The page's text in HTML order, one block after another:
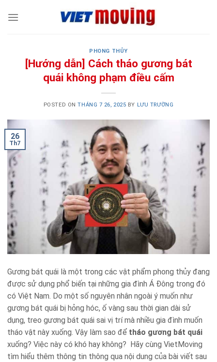
PHONG THỦY
[Hướng dẫn] Cách tháo gương bát
quái không phạm điều cấm
POSTED ONTHÁNG 7 26, 2025 BY LƯU TRƯỜNG
26
Th7
Gương bát quái là một trong các vật phẩm phong thủy đang
được sử dụng phổ biến tại những gia đình Á Đông trong đó
có Việt Nam. Do một số nguyên nhân ngoài ý muốn như
gương bát quái bị hỏng hóc, ố vàng sau thời gian dài sử
dụng, treo gương bát quái sai vị trí mà nhiều gia đình muốn
tháo vật này xuống. Vậy làm sao để tháo gương bát quái
xuống? Việc này có khó hay không? Hãy cùng VietMoving
tìm hiểu thêm thông tin thông qua nội dung của bài viết sau